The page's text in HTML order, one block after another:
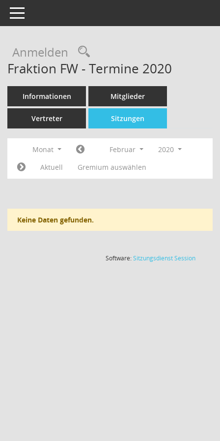
Toggle navigation
Anmelden Rechercheauswahl
Fraktion FW - Termine 2020
Informationen Mitglieder
Vertreter Sitzungen
Monat Februar
2020
Aktuell
Gremium auswählen
Keine Daten gefunden.
Software:SitzungsdienstSession(Wird in